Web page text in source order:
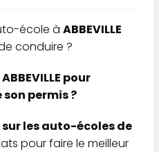
école à ABBEVILLE
conduire ?
ABBEVILLE pour
permis ?
sur les auto-écoles de
pour faire le meilleur